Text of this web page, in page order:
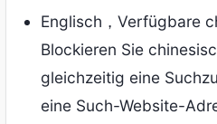
Englisch，Verfügbare
Blockieren Sie
gleichzeitig eine
eine Such-Website-